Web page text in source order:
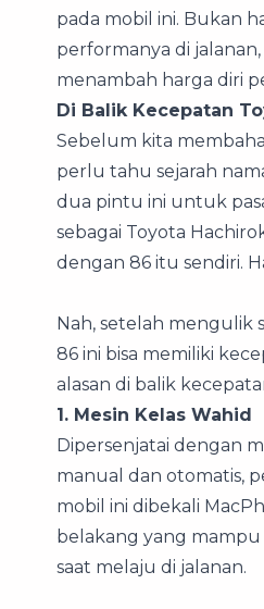
pada mobil ini. Bukan
performanya di
menambah harga diri
Di Balik Kecepatan
Sebelum kita
perlu tahu sejarah
dua pintu ini untuk
sebagai Toyota
dengan 86 itu sendiri.
Nah, setelah mengulik
86 ini bisa memiliki
alasan di balik
1. Mesin Kelas Wahid
Dipersenjatai dengan
manual dan otomatis,
mobil ini dibekali
belakang yang mampu
saat melaju di jalanan.